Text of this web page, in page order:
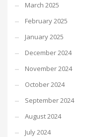
March 2025
February 2025
January 2025
December 2024
November 2024
October 2024
September 2024
August 2024
July 2024